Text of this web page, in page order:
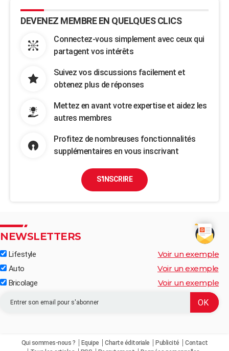
DEVENEZ MEMBRE EN QUELQUES CLICS
Connectez-vous simplement avec ceux qui
partagent vos intérêts
Suivez vos discussions facilement et
obtenez plus de réponses
Mettez en avant votre expertise et aidez les
autres membres
Profitez de nombreuses fonctionnalités
supplémentaires en vous inscrivant
S'INSCRIRE
NEWSLETTERS
Lifestyle Voir un exemple
Auto Voir un exemple
Bricolage Voir un exemple
Qui sommes-nous ? Equipe Charte éditoriale Publicité
Contact